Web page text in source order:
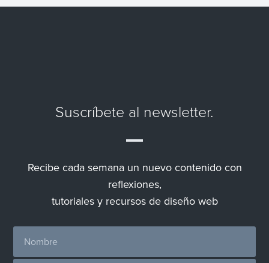
Suscríbete al newsletter.
Recibe cada semana un nuevo contenido con
reflexiones,
tutoriales y recursos de diseño web